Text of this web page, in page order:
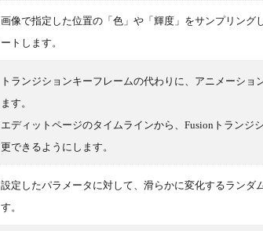
画像で指定した位置の「色」や「輝度」をサンプリング
ートします。
トランジションキーフレームの代わりに、アニメーショ
ます。
エディットページのタイムラインから、Fusionトランジ
更できるようにします。
設定したパラメータに対して、滑らかに変化するランダ
す。